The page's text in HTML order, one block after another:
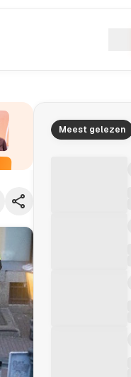
Meest gelezen